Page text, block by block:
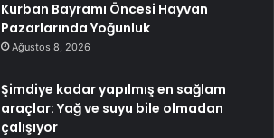
Kurban Bayramı Öncesi Hayvan
Pazarlarında Yoğunluk
Ağustos 8, 2026
Şimdiye kadar yapılmış en sağlam
araçlar: Yağ ve suyu bile olmadan
çalışıyor